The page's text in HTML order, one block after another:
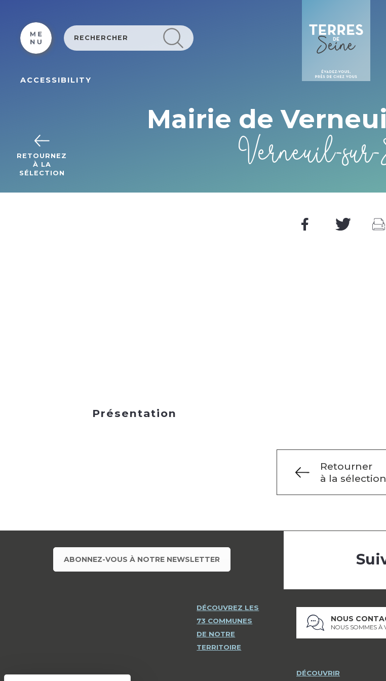
ACCESSIBILITY
RETOURNEZ
À LA
SÉLECTION
Mairie de
Verneuil-
Présentation
Retourner
à la sélection
ABONNEZ-VOUS À NOTRE NEWSLETTER
DÉCOUVREZ LES
73 COMMUNES
DE NOTRE
TERRITOIRE
NOUS
NOUS SOMMES À
DÉCOUVRIR